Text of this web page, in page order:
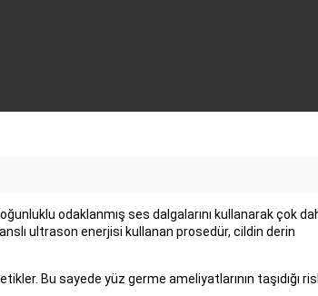
odaklanmış ses dalgalarını kullanarak çok
ultrason enerjisi kullanan prosedür, cildin derin
Bu sayede yüz germe ameliyatlarının taşıdığı